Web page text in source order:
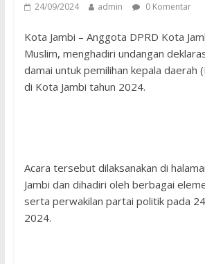
24/09/2024 admin 0 Komentar
Kota Jambi – Anggota DPRD Kota
Muslim, menghadiri undangan
damai untuk pemilihan kepala daerah
di Kota Jambi tahun 2024.
Acara tersebut dilaksanakan di
Jambi dan dihadiri oleh berbagai
serta perwakilan partai politik pada
2024.